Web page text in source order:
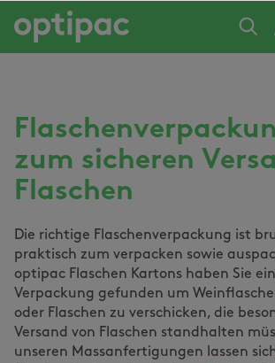
springen
zum sicheren
Flaschen
Die richtige Flaschenverpackung ist
praktisch zum verpacken sowie
optipac Flaschen Kartons haben Sie
Verpackung gefunden um
oder Flaschen zu verschicken, die
Versand von Flaschen standhalten
unseren Massanfertigungen lassen